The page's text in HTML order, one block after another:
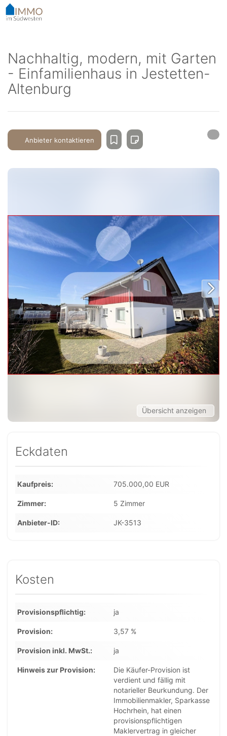
Accessibility-
Modus
zum
Inhalt
Nachhaltig, modern, mit Garten
- Einfamilienhaus in Jestetten-
Altenburg
Anbieter kontaktieren
Übersicht anzeigen
Eckdaten
Kaufpreis 705.000,00 EUR
Zimmer 5 Zimmer
Anbieter-ID JK-3513
Kosten
Provisionspflichtig ja
Provision 3,57 %
Provision inkl. MwSt. ja
Hinweis zur Provision
Die Käufer-Provision ist
verdient und fällig mit
notarieller Beurkundung. Der
Immobilienmakler, Sparkasse
Hochrhein, hat einen
provisionspflichtigen
Maklervertrag in gleicher